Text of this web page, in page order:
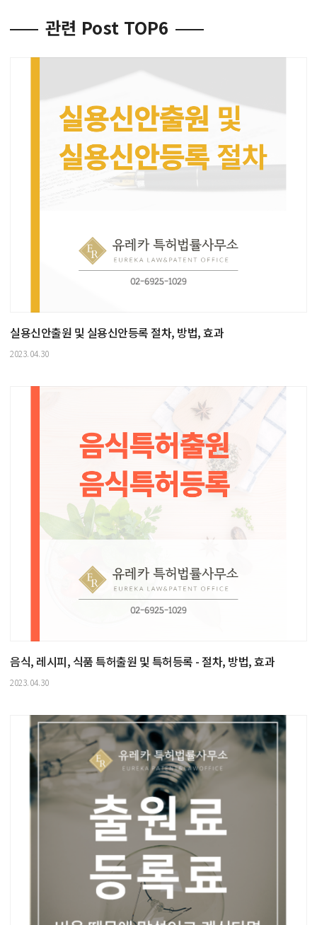
관련 Post TOP6
실용신안출원 및 실용신안등록 절차, 방법, 효과
2023.04.30
음식, 레시피, 식품 특허출원 및 특허등록 - 절차, 방법, 효과
2023.04.30